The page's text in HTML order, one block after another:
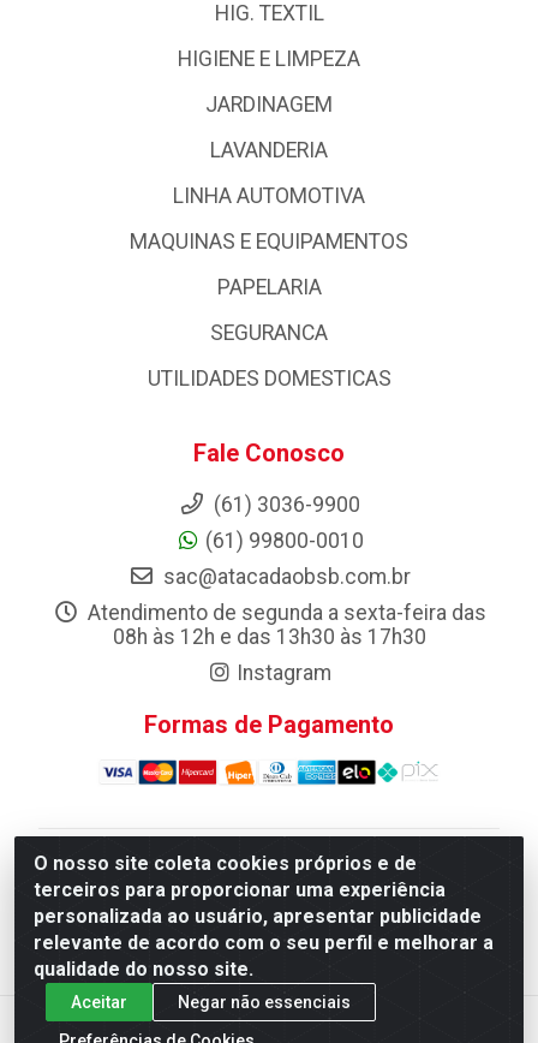
O nosso site coleta cookies próprios e de
terceiros para proporcionar uma experiência
personalizada ao usuário, apresentar publicidade
relevante de acordo com o seu perfil e melhorar a
qualidade do nosso site.
Aceitar
Negar não essenciais
HIG. TEXTIL
HIGIENE E LIMPEZA
JARDINAGEM
LAVANDERIA
LINHA AUTOMOTIVA
MAQUINAS E EQUIPAMENTOS
PAPELARIA
SEGURANCA
UTILIDADES DOMESTICAS
Fale Conosco
(61) 3036-9900
(61) 99800-0010
sac@atacadaobsb.com.br
Atendimento de segunda a sexta-feira das
08h às 12h e das 13h30 às 17h30
Instagram
Formas de Pagamento
Atacadao da Limpeza F. Pereira Queiroz Comercio e
Distribuicao LTDA - Quadra Qi 10 Lotes 39 e, 41 - Setor
Industrial (Taguatinga), Brasília/DF - CEP 72.135-100 -
CNPJ 13.184.675/0001-80